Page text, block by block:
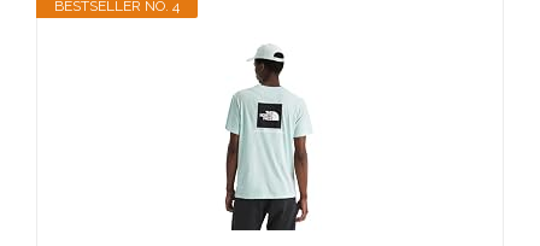
BESTSELLER NO. 4